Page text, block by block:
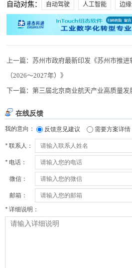
自动对焦： 自动驾驶 人工智能 边
上一篇：苏州市政府最新印发《苏州市推进
（2026～2027年）》
下一篇：第三届北京商业航天产业高质量